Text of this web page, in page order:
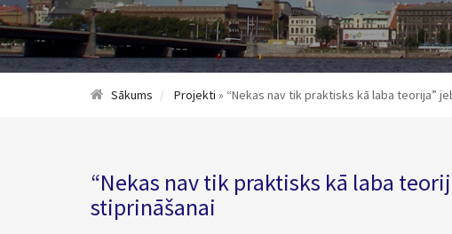
Sākums Projekti » “Nekas nav tik praktisks kā laba teorija”
“Nekas nav tik praktisks kā laba
stiprināšanai